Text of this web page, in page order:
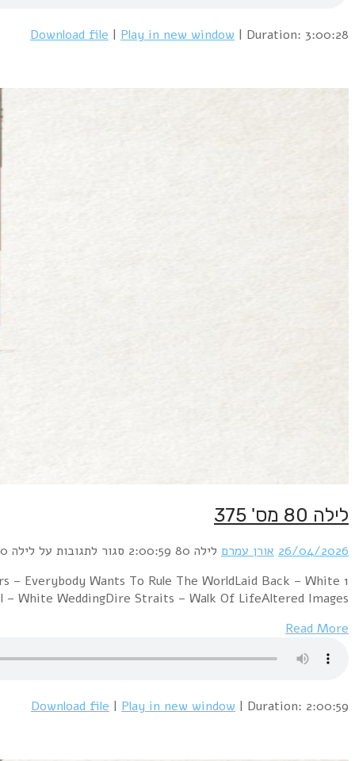
1 David Bowie & Mick Jagger – Dancing
HorseOrchestral Manoeuvres In The